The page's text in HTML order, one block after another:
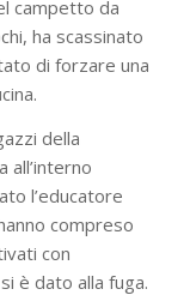
campetto da
ha scassinato
di forzare una
della
all’interno
l’educatore
compreso
con
è dato alla fuga.